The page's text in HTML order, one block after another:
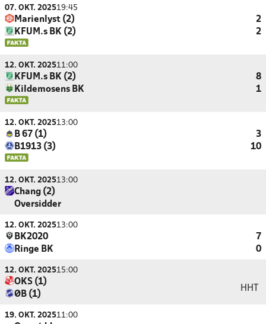
07. OKT. 202519:45
Marienlyst (2)
2
KFUM.s BK (2)
2
12. OKT. 202511:00
KFUM.s BK (2)
8
Kildemosens BK
1
12. OKT. 202513:00
B 67 (1)
3
B1913 (3)
10
12. OKT. 202513:00
Chang (2)
Oversidder
12. OKT. 202513:00
BK2020
7
Ringe BK
0
12. OKT. 202515:00
OKS (1)
ØB (1)
HHT
19. OKT. 202511:00